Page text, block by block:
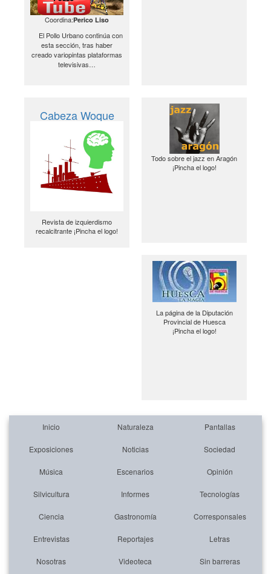
Coordina:Perico Liso
El Pollo Urbano continúa con
esta sección, tras haber
creado variopintas plataformas
televisivas…
Cabeza Woque
Revista de izquierdismo
recalcitrante ¡Pincha el logo!
Todo sobre el jazz en Aragón
¡Pincha el logo!
La página de la Diputación
Provincial de Huesca
¡Pincha el logo!
Inicio Naturaleza Pantallas
Exposiciones Noticias Sociedad
Música Escenarios Opinión
Silvicultura Informes Tecnologías
Ciencia Gastronomía Corresponsales
Entrevistas Reportajes Letras
Nosotras Videoteca Sin barreras